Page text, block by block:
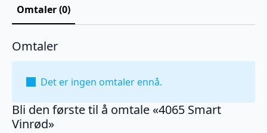
Omtaler (0)
Omtaler
Det er ingen omtaler ennå.
Bli den første til å omtale «4065 Smart
Vinrød»